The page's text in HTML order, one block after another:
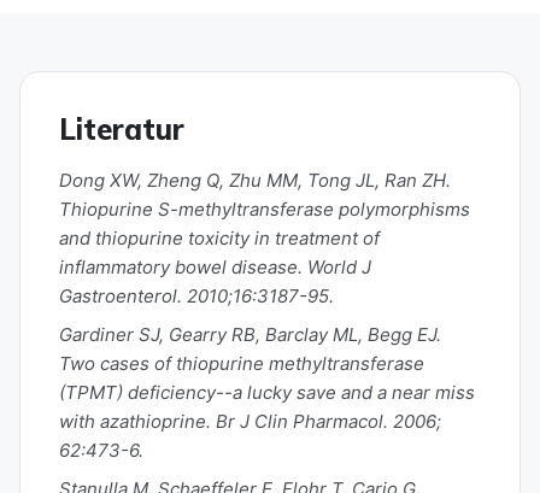
Literatur
Dong XW, Zheng Q, Zhu MM, Tong JL, Ran ZH.
Thiopurine S-methyltransferase polymorphisms
and thiopurine toxicity in treatment of
inflammatory bowel disease. World J
Gastroenterol. 2010;16:3187-95.
Gardiner SJ, Gearry RB, Barclay ML, Begg EJ.
Two cases of thiopurine methyltransferase
(TPMT) deficiency--a lucky save and a near miss
with azathioprine. Br J Clin Pharmacol. 2006;
62:473-6.